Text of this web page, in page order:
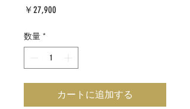
￥27,900
数量 *
カートに追加する